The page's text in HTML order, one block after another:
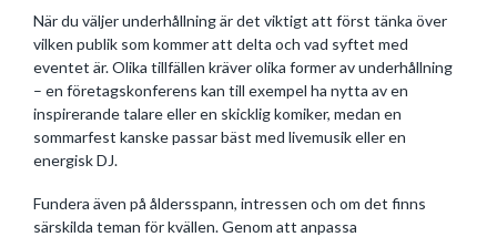
När du väljer underhållning är det viktigt att först tänka över
vilken publik som kommer att delta och vad syftet med
eventet är. Olika tillfällen kräver olika former av underhållning
– en företagskonferens kan till exempel ha nytta av en
inspirerande talare eller en skicklig komiker, medan en
sommarfest kanske passar bäst med livemusik eller en
energisk DJ.
Fundera även på åldersspann, intressen och om det finns
särskilda teman för kvällen. Genom att anpassa